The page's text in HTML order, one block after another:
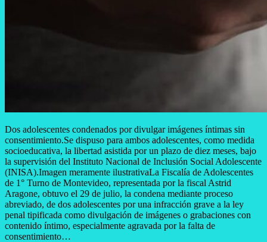
Dos adolescentes condenados por divulgar imágenes íntimas sin
consentimiento.Se dispuso para ambos adolescentes, como medida
socioeducativa, la libertad asistida por un plazo de diez meses, bajo
la supervisión del Instituto Nacional de Inclusión Social Adolescente
(INISA).Imagen meramente ilustrativaLa Fiscalía de Adolescentes
de 1° Turno de Montevideo, representada por la fiscal Astrid
Aragone, obtuvo el 29 de julio, la condena mediante proceso
abreviado, de dos adolescentes por una infracción grave a la ley
penal tipificada como divulgación de imágenes o grabaciones con
contenido íntimo, especialmente agravada por la falta de
consentimiento…